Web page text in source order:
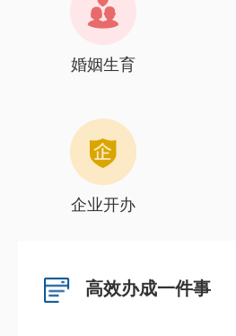
婚姻生育
企业开办
高效办成一件事